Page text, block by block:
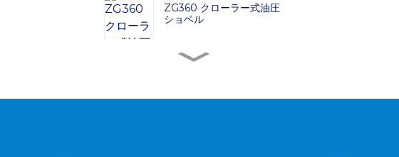
ZG360 クローラー式油圧
ショベル